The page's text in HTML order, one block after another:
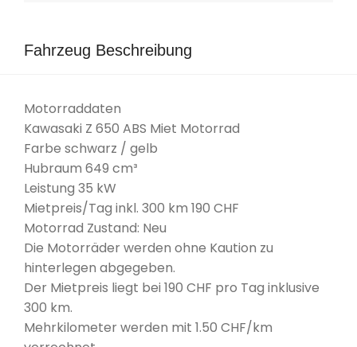
Fahrzeug Beschreibung
Motorraddaten
Kawasaki Z 650 ABS Miet Motorrad
Farbe schwarz / gelb
Hubraum 649 cm³
Leistung 35 kW
Mietpreis/Tag inkl. 300 km 190 CHF
Motorrad Zustand: Neu
Die Motorräder werden ohne Kaution zu
hinterlegen abgegeben.
Der Mietpreis liegt bei 190 CHF pro Tag inklusive
300 km.
Mehrkilometer werden mit 1.50 CHF/km